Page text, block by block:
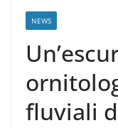
NEWS
fluviali